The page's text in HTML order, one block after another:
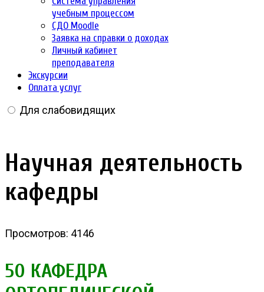
учебным процессом
СДО Moodle
Заявка на справки о доходах
Личный кабинет
преподавателя
Экскурсии
Оплата услуг
Для слабовидящих
Научная деятельность
кафедры
Просмотров: 4146
50 КАФЕДРА